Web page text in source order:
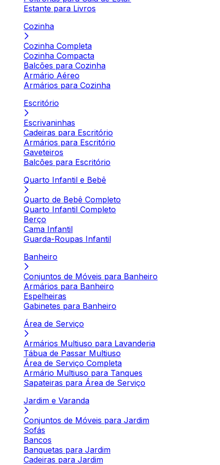
Estante para Livros
Cozinha
Cozinha Completa
Cozinha Compacta
Balcões para Cozinha
Armário Aéreo
Armários para Cozinha
Escritório
Escrivaninhas
Cadeiras para Escritório
Armários para Escritório
Gaveteiros
Balcões para Escritório
Quarto Infantil e Bebê
Quarto de Bebê Completo
Quarto Infantil Completo
Berço
Cama Infantil
Guarda-Roupas Infantil
Banheiro
Conjuntos de Móveis para Banheiro
Armários para Banheiro
Espelheiras
Gabinetes para Banheiro
Área de Serviço
Armários Multiuso para Lavanderia
Tábua de Passar Multiuso
Área de Serviço Completa
Armário Multiuso para Tanques
Sapateiras para Área de Serviço
Jardim e Varanda
Conjuntos de Móveis para Jardim
Sofás
Bancos
Banquetas para Jardim
Cadeiras para Jardim